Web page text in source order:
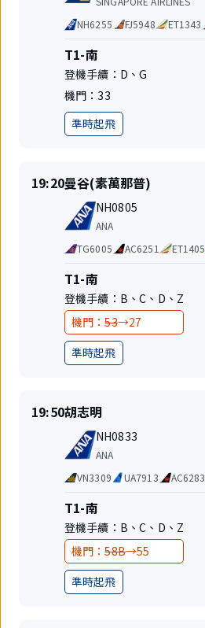
號
公
司
代
碼
共
享
航
班
NH6255 FJ5948 ET1343
航
站
樓
T1-南
登機手續： D 、G
機門：33
地準時起飛
準
時
19:20目
的
曼谷(素萬那普)
航
班
號
NH0805
航
公
司
ANA
代
碼
共
享
航
班
TG6005 AC6251 ET1405
航
站
樓
T1-南
登機手續： B 、C 、 D 、 Z
機門：變
更
前
53→變
27
地準時起飛
準
時
19:50目
的
胡志明
航
班
號
NH0833
航
公
司
ANA
代
碼
共
享
航
班
VN3309 UA7913 AC6283
航
站
樓
T1-南
登機手續： B 、C 、 D 、 Z
機門：變
更
前
58B→變
55
地準時起飛